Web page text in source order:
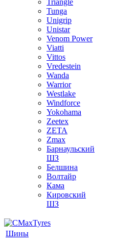
Triangle
Tunga
Unigrip
Unistar
Venom Power
Viatti
Vittos
Vredestein
Wanda
Warrior
Westlake
Windforce
Yokohama
Zeetex
ZETA
Zmax
Барнаульский
ШЗ
Белшина
Волтайр
Кама
Кировский
ШЗ
Шины